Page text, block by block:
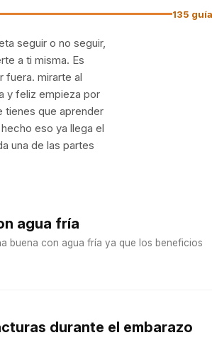
135
seguir o no seguir,
a ti misma. Es
fuera. mirarte al
y feliz empieza por
tienes que aprender
eso ya llega el
una de las partes
agua fría
buena con agua fría ya que los beneficios
durante el embarazo